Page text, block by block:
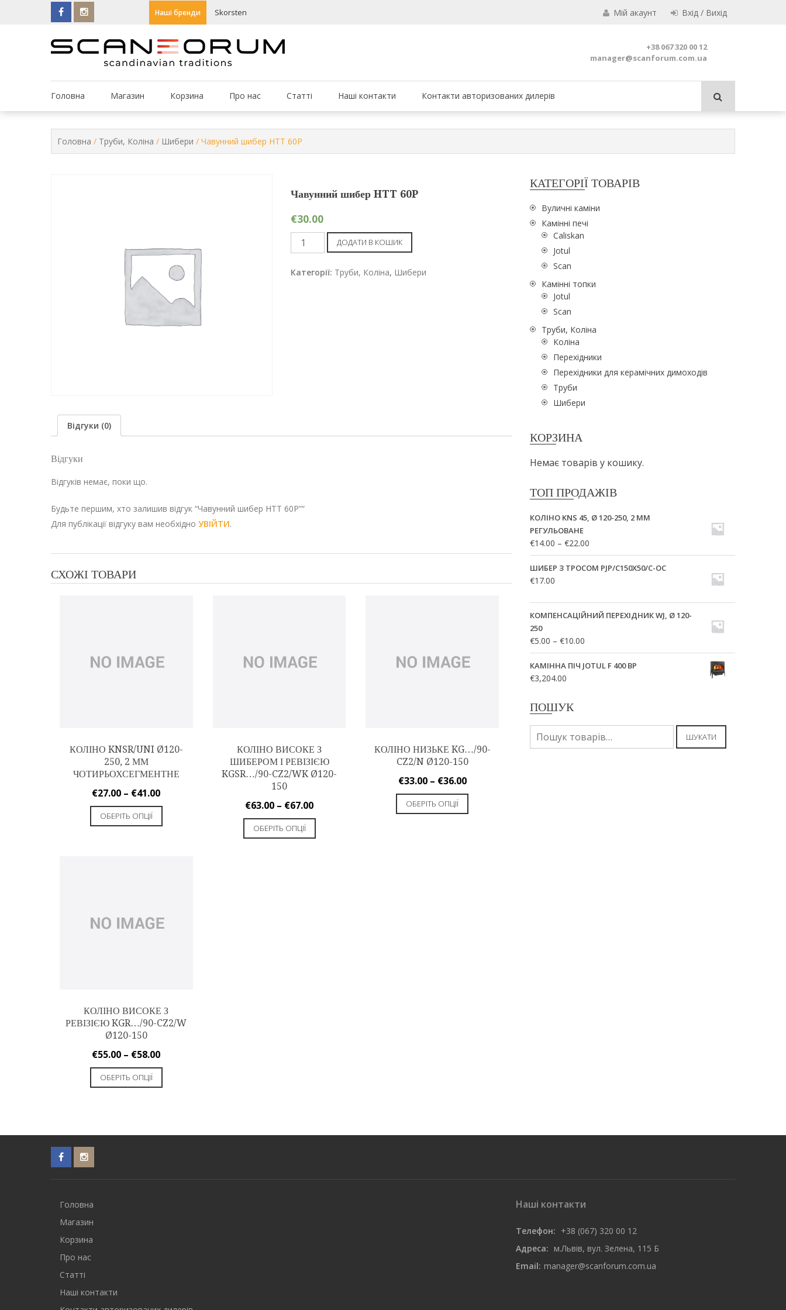
Наші бренди Skorsten Jotul
Мій акаунт Вхід / Вихід
+38 067 320 00 12
manager@scanforum.com.ua
Головна Магазин Корзина Про нас Статті Наші контакти Контакти авторизованих дилерів
Головна / Труби, Коліна / Шибери / Чавунний шибер HTT 60P
Чавунний шибер HTT 60P
€30.00
Чавунний
шибер
HTT
ДОДАТИ В КОШИК
Категорії: Труби, Коліна, Шибери
Відгуки (0)
Відгуки
Відгуків немає, поки що.
Будьте першим, хто залишив відгук “Чавунний шибер HTT 60P”“
Для публікації відгуку вам необхідно УВІЙТИ.
СХОЖІ ТОВАРИ
КОЛІНО KNSR/UNI Ø120-
250, 2 ММ
ЧОТИРЬОХСЕГМЕНТНЕ
€27.00 – €41.00
ОБЕРІТЬ ОПЦІЇ
КОЛІНО ВИСОКЕ З
ШИБЕРОМ І РЕВІЗІЄЮ
KGSR…/90-CZ2/WK Ø120-
150
€63.00 – €67.00
ОБЕРІТЬ ОПЦІЇ
КОЛІНО НИЗЬКЕ KG…/90-
CZ2/N Ø120-150
€33.00– €36.00
ОБЕРІТЬ ОПЦІЇ
КОЛІНО ВИСОКЕ З
РЕВІЗІЄЮ KGR…/90-CZ2/W
Ø120-150
€55.00 – €58.00
ОБЕРІТЬ ОПЦІЇ
КАТЕГОРІЇ ТОВАРІВ
Вуличні каміни
Камінні печі
Caliskan
Jotul
Scan
Камінні топки
Jotul
Scan
Труби, Коліна
Коліна
Перехідники
Перехідники для керамічних димоходів
Труби
Шибери
КОРЗИНА
Немає товарів у кошику.
ТОП ПРОДАЖІВ
КОЛІНО KNS 45, Ø 120-250, 2 ММ
РЕГУЛЬОВАНЕ
€14.00 – €22.00
ШИБЕР З ТРОСОМ PJP/C150X50/C-OC
€17.00
КОМПЕНСАЦІЙНИЙ ПЕРЕХІДНИК WJ, Ø 120-
250
€5.00 – €10.00
КАМІННА ПІЧ JOTUL F 400 BP
€3,204.00
ПОШУК
Шукати: ШУКАТИ
Головна
Магазин
Корзина
Про нас
Статті
Наші контакти
Наші контакти
Телефон: +38 (067) 320 00 12
Адреса: м.Львів, вул. Зелена, 115 Б
Email: manager@scanforum.com.ua